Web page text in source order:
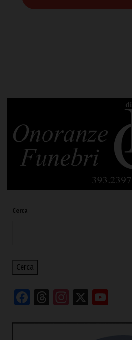
Cerca
Cerca
Facebook
Threads
Instagram
X